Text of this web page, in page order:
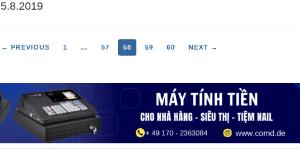
5.8.2019
← PREVIOUS 1 … 57 58 59 60 NEXT →